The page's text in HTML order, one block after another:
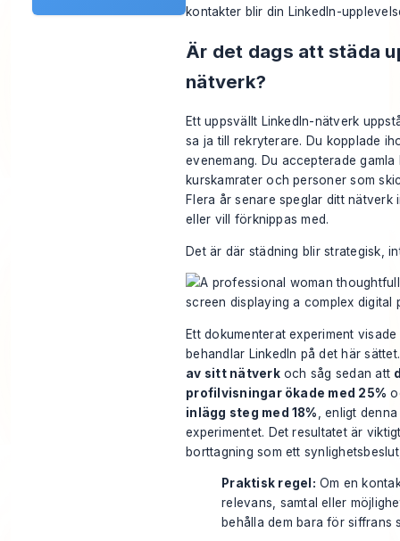
kontakter blir din LinkedIn-
Är det dags att städa
nätverk?
Ett uppsvällt LinkedIn-nätverk
sa ja till rekryterare. Du kopplade
evenemang. Du accepterade
kurskamrater och personer som
Flera år senare speglar ditt nätverk
eller vill förknippas med.
Det är där städning blir strategisk,
Ett dokumenterat experiment
behandlar LinkedIn på det här
av sitt nätverkoch såg sedan att
profilvisningar ökade med 25%
inlägg steg med 18%
, enligt
experimentet. Det resultatet är
borttagning som ett
Praktisk regel: Om en
relevans, samtal eller
behålla dem bara för siffrans